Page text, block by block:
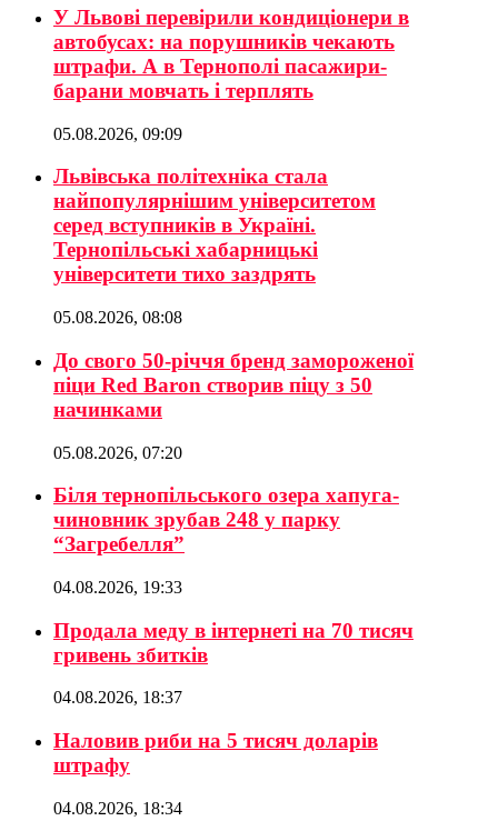
У Львові перевірили кондиціонери в
автобусах: на порушників чекають
штрафи. А в Тернополі пасажири-
барани мовчать і терплять
05.08.2026, 09:09
Львівська політехніка стала
найпопулярнішим університетом
серед вступників в Україні.
Тернопільські хабарницькі
університети тихо заздрять
05.08.2026, 08:08
До свого 50-річчя бренд замороженої
піци Red Baron створив піцу з 50
начинками
05.08.2026, 07:20
Біля тернопільського озера хапуга-
чиновник зрубав 248 у парку
“Загребелля”
04.08.2026, 19:33
Продала меду в інтернеті на 70 тисяч
гривень збитків
04.08.2026, 18:37
Наловив риби на 5 тисяч доларів
штрафу
04.08.2026, 18:34